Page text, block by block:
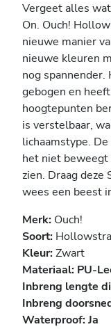
Vergeet alles
On. Ouch!
nieuwe manier
nieuwe kleuren
nog spannender.
gebogen en
hoogtepunten
is verstelbaar,
lichaamstype.
het niet
zien. Draag
wees een beest
Merk: Ouch!
Soort: Hollow
Kleur:Zwart
Materiaal: PU-
Inbreng lengte
Inbreng
Waterproof:Ja